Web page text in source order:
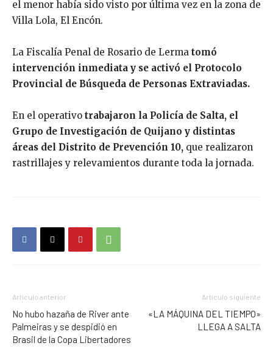
el menor había sido visto por última vez en la zona de
Villa Lola, El Encón.
La Fiscalía Penal de Rosario de Lerma tomó
intervención inmediata y se activó el Protocolo
Provincial de Búsqueda de Personas Extraviadas.
En el operativo trabajaron la Policía de Salta, el
Grupo de Investigación de Quijano y distintas
áreas del Distrito de Prevención 10, que realizaron
rastrillajes y relevamientos durante toda la jornada.
Artículo anterior
No hubo hazaña de River ante
Palmeiras y se despidió en
Brasil de la Copa Libertadores
Artículo siguiente
«LA MÁQUINA DEL TIEMPO»
LLEGA A SALTA